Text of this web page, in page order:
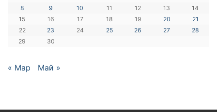
8
9 10 11 12 13
14
15
16 17 18 19 20
21
22
23 24 25 26 27
28
29
30
« Мар Май »